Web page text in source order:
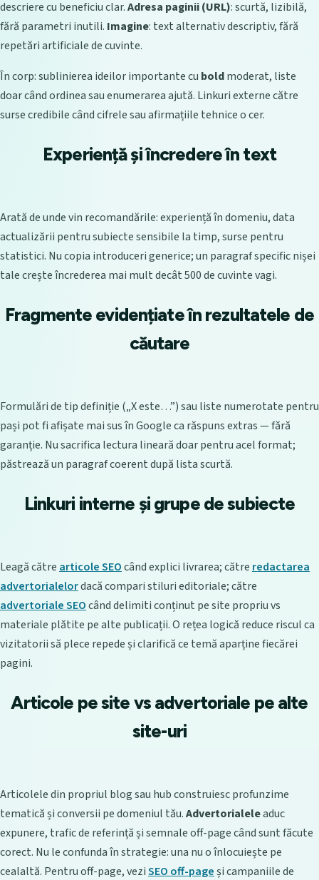
descriere cu beneficiu clar.Adresa paginii (URL): scurtă, lizibilă,
fără parametri inutili. Imagine: text alternativ descriptiv, fără
repetări artificiale de cuvinte.
În corp: sublinierea ideilor importante cu boldmoderat, liste
doar când ordinea sau enumerarea ajută. Linkuri externe către
surse credibile când cifrele sau afirmațiile tehnice o cer.
Experiență și încredere în text
Arată de unde vin recomandările: experiență în domeniu, data
actualizării pentru subiecte sensibile la timp, surse pentru
statistici. Nu copia introduceri generice; un paragraf specific nișei
tale crește încrederea mai mult decât 500 de cuvinte vagi.
Fragmente evidențiate în rezultatele de
căutare
Formulări de tip definiție („X este…”) sau liste numerotate pentru
pași pot fi afișate mai sus în Google ca răspuns extras — fără
garanție. Nu sacrifica lectura lineară doar pentru acel format;
păstrează un paragraf coerent după lista scurtă.
Linkuri interne și grupe de subiecte
Leagă către articole SEOcând explici livrarea; către redactarea
advertorialelordacă compari stiluri editoriale; către
advertoriale SEOcând delimiti conținut pe site propriu vs
materiale plătite pe alte publicații. O rețea logică reduce riscul ca
vizitatorii să plece repede și clarifică ce temă aparține fiecărei
pagini.
Articole pe site vs advertoriale pe alte
site-uri
Articolele din propriul blog sau hub construiesc profunzime
tematică și conversii pe domeniul tău.Advertorialeleaduc
expunere, trafic de referință și semnale off-page când sunt făcute
corect. Nu le confunda în strategie: una nu o înlocuiește pe
cealaltă. Pentru off-page, veziSEO off-pageși campaniile de